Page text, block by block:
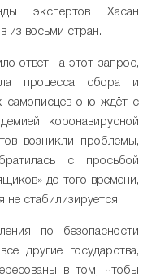
экспертов Хасан
из восьми стран.
ответ на этот запрос,
процесса сбора и
оно ждёт с
коронавирусной
возникли проблемы,
с просьбой
до того времени,
не стабилизируется.
по безопасности
другие государства,
в том, чтобы